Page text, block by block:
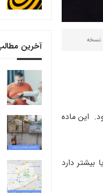
نسخه
این ماده
دارد
آخرین